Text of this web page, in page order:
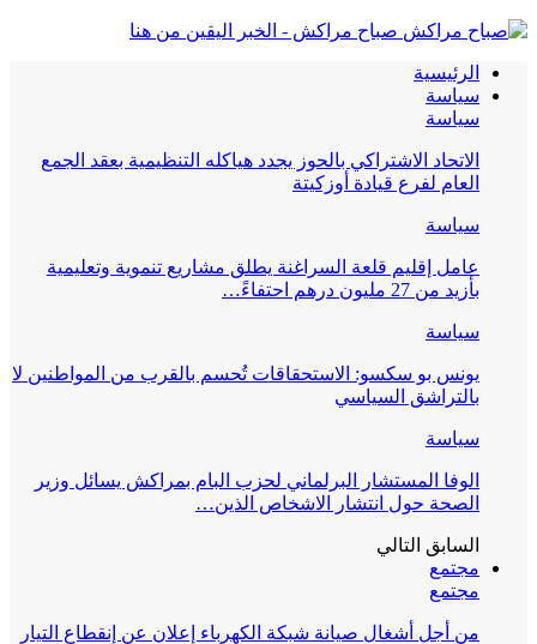
صباح مراكش - الخبر اليقين من هنا
الرئيسية
سياسة
سياسة
الاتحاد الاشتراكي بالحوز يجدد هياكله التنظيمية بعقد الجمع
العام لفرع قيادة أوزكيتة
سياسة
عامل إقليم قلعة السراغنة يطلق مشاريع تنموية وتعليمية
بأزيد من 27 مليون درهم احتفاءً…
سياسة
يونس بو سكسو: الاستحقاقات تُحسم بالقرب من المواطنين لا
بالتراشق السياسي
سياسة
الوفا المستشار البرلماني لحزب البام بمراكش يسائل وزير
الصحة حول انتشار الاشخاص الذين…
السابق التالي
مجتمع
مجتمع
من أجل أشغال صيانة شبكة الكهرباء إعلان عن إنقطاع التيار